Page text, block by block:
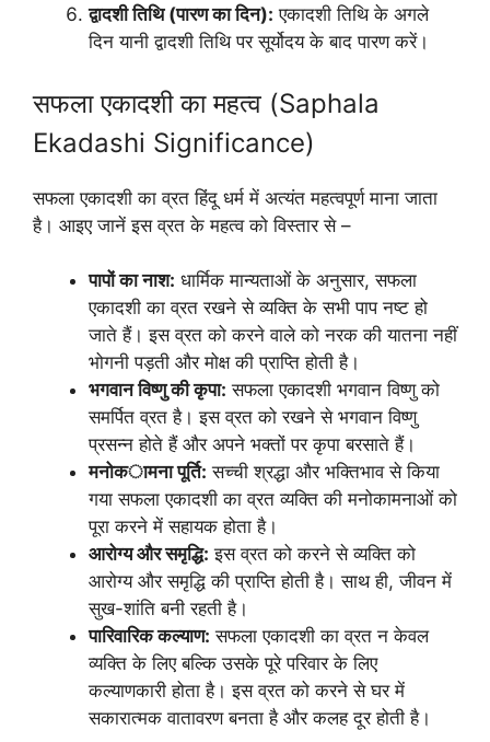
द्वादशी तिथि (पारण का दिन): एकादशी तिथि के अगले
दिन यानी द्वादशी तिथि पर सूर्योदय के बाद पारण करें।
सफला एकादशी का महत्व (Saphala
Ekadashi Significance)
सफला एकादशी का व्रत हिंदू धर्म में अत्यंत महत्वपूर्ण माना जाता
है। आइए जानें इस व्रत के महत्व को विस्तार से –
पापों का नाश: धार्मिक मान्यताओं के अनुसार, सफला
एकादशी का व्रत रखने से व्यक्ति के सभी पाप नष्ट हो
जाते हैं। इस व्रत को करने वाले को नरक की यातना नहीं
भोगनी पड़ती और मोक्ष की प्राप्ति होती है।
भगवान विष्णु की कृपा: सफला एकादशी भगवान विष्णु को
समर्पित व्रत है। इस व्रत को रखने से भगवान विष्णु
प्रसन्न होते हैं और अपने भक्तों पर कृपा बरसाते हैं।
मनोकामना पूर्ति: सच्ची श्रद्धा और भक्तिभाव से किया
गया सफला एकादशी का व्रत व्यक्ति की मनोकामनाओं को
पूरा करने में सहायक होता है।
आरोग्य और समृद्धि: इस व्रत को करने से व्यक्ति को
आरोग्य और समृद्धि की प्राप्ति होती है। साथ ही, जीवन में
सुख-शांति बनी रहती है।
पारिवारिक कल्याण: सफला एकादशी का व्रत न केवल
व्यक्ति के लिए बल्कि उसके पूरे परिवार के लिए
कल्याणकारी होता है। इस व्रत को करने से घर में
सकारात्मक वातावरण बनता है और कलह दूर होती है।